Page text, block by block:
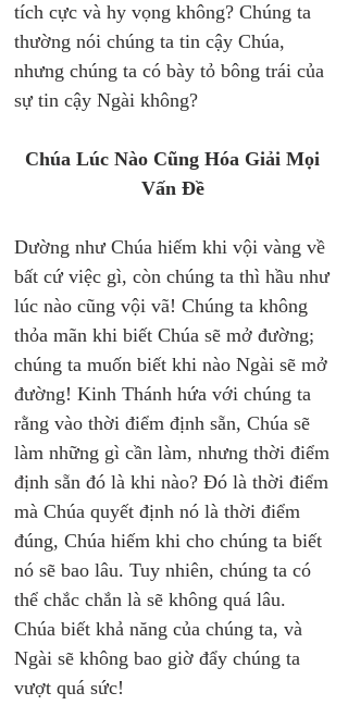
tích cực và hy vọng không? Chúng ta
thường nói chúng ta tin cậy Chúa,
nhưng chúng ta có bày tỏ bông trái của
sự tin cậy Ngài không?
Chúa Lúc Nào Cũng Hóa Giải Mọi
Vấn Đề
Dường như Chúa hiếm khi vội vàng về
bất cứ việc gì, còn chúng ta thì hầu như
lúc nào cũng vội vã! Chúng ta không
thỏa mãn khi biết Chúa sẽ mở đường;
chúng ta muốn biết khi nào Ngài sẽ mở
đường! Kinh Thánh hứa với chúng ta
rằng vào thời điểm định sẵn, Chúa sẽ
làm những gì cần làm, nhưng thời điểm
định sẵn đó là khi nào? Đó là thời điểm
mà Chúa quyết định nó là thời điểm
đúng, Chúa hiếm khi cho chúng ta biết
nó sẽ bao lâu. Tuy nhiên, chúng ta có
thể chắc chắn là sẽ không quá lâu.
Chúa biết khả năng của chúng ta, và
Ngài sẽ không bao giờ đẩy chúng ta
vượt quá sức!